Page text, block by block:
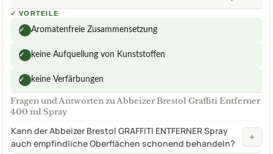
✓ VORTEILE
✓ Aromatenfreie Zusammensetzung
✓ keine Aufquellung von Kunststoffen
✓ keine Verfärbungen
Fragen und Antworten zu Abbeizer Brestol Graffiti Entferner
400 ml Spray
Kann der Abbeizer Brestol GRAFFITI ENTFERNER Spray
auch empfindliche Oberflächen schonend behandeln?
+